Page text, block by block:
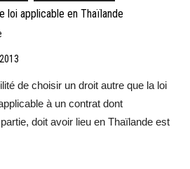
loi applicable en Thaïlande
de choisir un droit autre que la loi
à un contrat dont
doit avoir lieu en Thaïlande est